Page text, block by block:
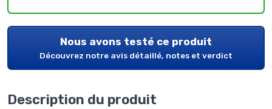
Nous avons testé ce produit
Découvrez notre avis détaillé, notes et verdict
Description du produit